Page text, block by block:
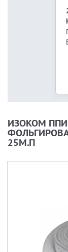
ИЗОКОМ
25М.П